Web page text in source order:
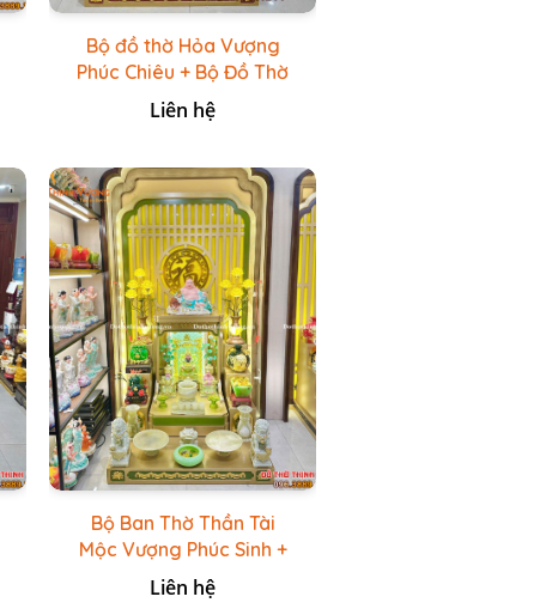
Bộ đồ thờ Hỏa Vượng
Phúc Chiêu + Bộ Đồ Thờ
Đá Đỏ Bọc Đồng Cao
cấp
Liên hệ
Bộ Ban Thờ Thần Tài
Mộc Vượng Phúc Sinh +
Bộ Đồ Thờ Đá Ngọc
Hoàng Long
Liên hệ